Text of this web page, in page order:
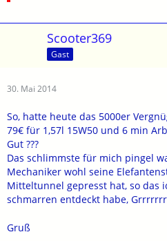
Scooter369
Gast
30. Mai 2014
So, hatte heute das 5000er
79€ für 1,57l 15W50 und 6 min
Gut ???
Das schlimmste für mich pingel
Mechaniker wohl seine
Mitteltunnel gepresst hat, so das
schmarren entdeckt habe, Grrrrrrr
Gruß